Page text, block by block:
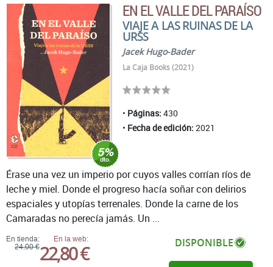
EN EL VALLE DEL PARAÍSO
VIAJE A LAS RUINAS DE LA
URSS
Jacek Hugo-Bader
La Caja Books (2021)
Páginas: 430
Fecha de edición: 2021
En tienda:
24,00 €
En la web:
22,80 € DISPONIBLE
Érase una vez un imperio por cuyos valles corrían ríos de
leche y miel. Donde el progreso hacía soñar con delirios
espaciales y utopías terrenales. Donde la carne de los
Camaradas no perecía jamás. Un ...